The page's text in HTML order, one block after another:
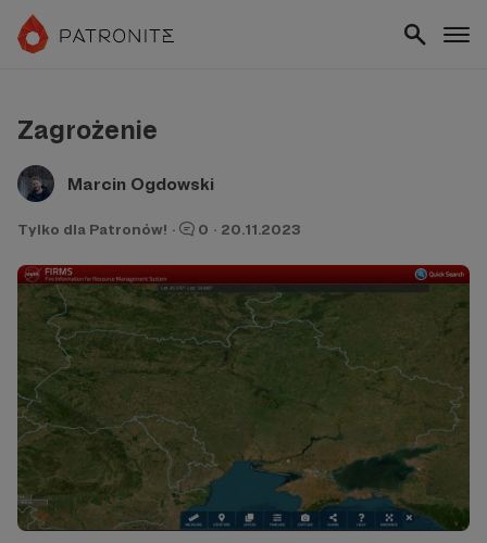
Zagrożenie
Marcin Ogdowski
Tylko dla Patronów! · 0 · 20.11.2023